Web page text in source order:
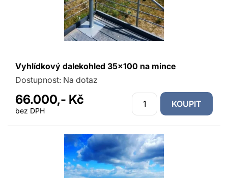
Vyhlídkový dalekohled 35x100 na mince
Dostupnost: Na dotaz
66.000,- Kč
bez DPH
KOUPIT